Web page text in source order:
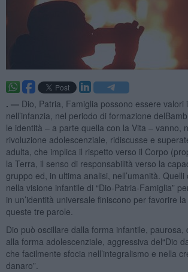
. — Dio, Patria, Famiglia possono essere valori
nell’infanzia, nel periodo di formazione
le identità – a parte quella con la Vita – vanno,
rivoluzione adolescenziale, ridiscusse e
adulta, che implica il rispetto verso il Corpo
la Terra, il senso di responsabilità verso la
gruppo ed, in ultima analisi, nell’umanità.
nella visione infantile di “Dio-Patria-Famiglia”
in un’identità universale finiscono per favorire
queste tre parole.
Dio può oscillare dalla forma infantile, paurosa,
alla forma adolescenziale, aggressiva del“Dio
che facilmente sfocia nell’integralismo e nella
danaro”.